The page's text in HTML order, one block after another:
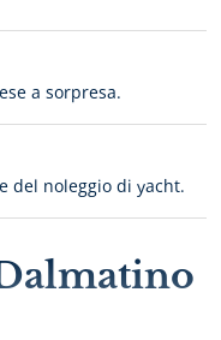
a sorpresa.
del noleggio di yacht.